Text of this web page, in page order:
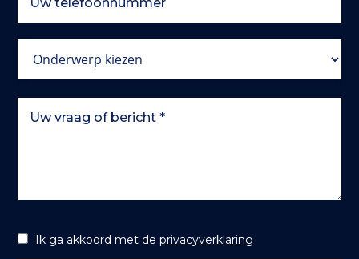
Ik ga akkoord met deprivacyverklaring